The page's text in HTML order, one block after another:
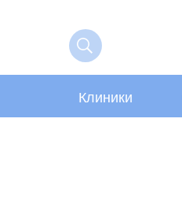
Клиники